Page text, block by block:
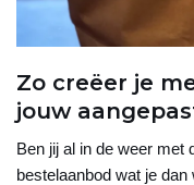
Zo creëer je
jouw
Ben jij al in de weer met
bestelaanbod wat je